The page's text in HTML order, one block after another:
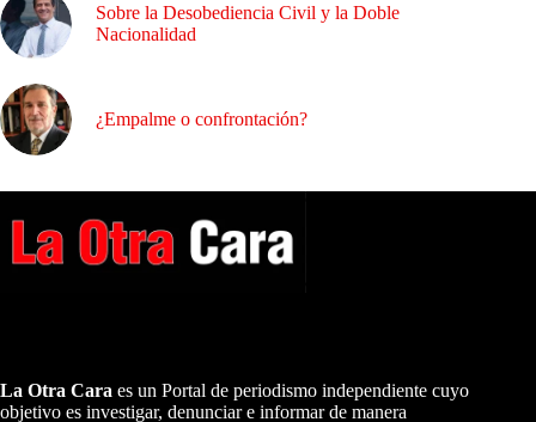
Sobre la Desobediencia Civil y la Doble
Nacionalidad
¿Empalme o confrontación?
La Otra Cara es un Portal de periodismo independiente cuyo
objetivo es investigar, denunciar e informar de manera